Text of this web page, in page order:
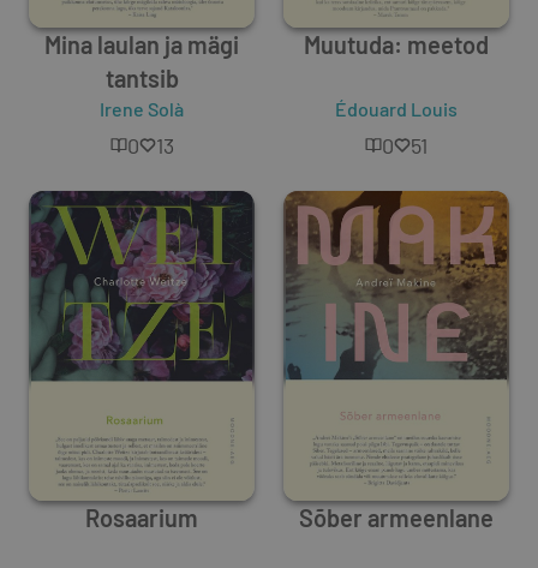
Mina laulan ja mägi
tantsib
Irene Solà
0 13
Muutuda: meetod
Édouard Louis
0 51
Rosaarium Sõber armeenlane